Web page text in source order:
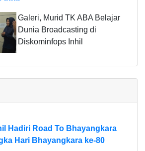
Galeri, Murid TK ABA Belajar
Dunia Broadcasting di
Diskominfops Inhil
Hadiri Road To Bhayangkara
Hari Bhayangkara ke-80